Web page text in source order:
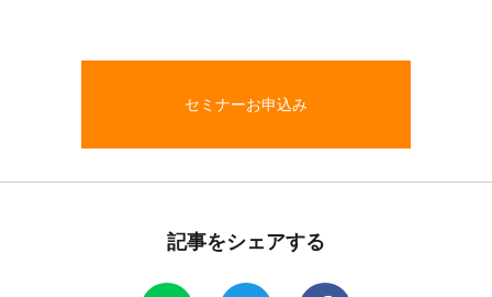
セミナーお申込み
記事をシェアする